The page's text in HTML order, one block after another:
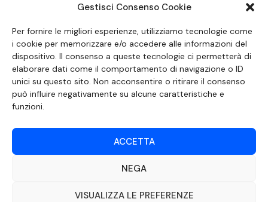
Gestisci Consenso Cookie
Per fornire le migliori esperienze, utilizziamo tecnologie come
i cookie per memorizzare e/o accedere alle informazioni del
dispositivo. Il consenso a queste tecnologie ci permetterà di
elaborare dati come il comportamento di navigazione o ID
unici su questo sito. Non acconsentire o ritirare il consenso
può influire negativamente su alcune caratteristiche e
funzioni.
ACCETTA
NEGA
VISUALIZZA LE PREFERENZE
SEGUICI SUI SOCIAL
DOCUMENTO REDATTO AI SENSI DELL’ART. 6 DEL DECRETO DEL MINISTRO
AUTOREGOLAMENTAZIONE IN MATERIA DI ATTUAZIONE DEL PRINCIPIO DEL